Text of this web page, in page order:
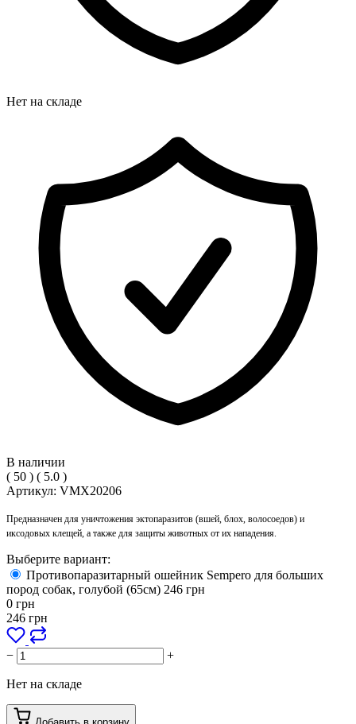
Нет на складе
В наличии
( 50 ) ( 5.0 )
Артикул: VMX20206
Предназначен для уничтожения эктопаразитов (вшей, блох, волосоедов) и
иксодовых клещей, а также для защиты животных от их нападения.
Выберите вариант:
Противопаразитарный ошейник Sempero для больших
пород собак, голубой (65см) 246 грн
0 грн
246 грн
− +
Нет на складе